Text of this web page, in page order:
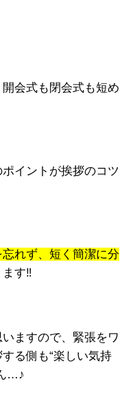
会式も閉会式も短め
イントが挨拶のコツ
れず、短く簡潔に分
ます‼
ますので、緊張をワ
る側も“楽しい気持
…♪